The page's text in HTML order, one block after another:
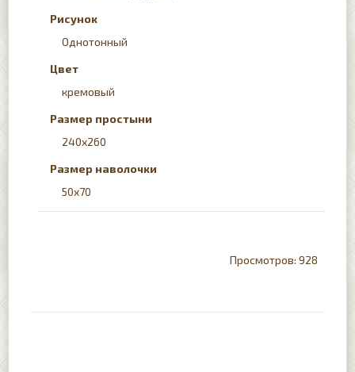
Рисунок
Однотонный
Цвет
кремовый
Размер простыни
240x260
Размер наволочки
50х70
928